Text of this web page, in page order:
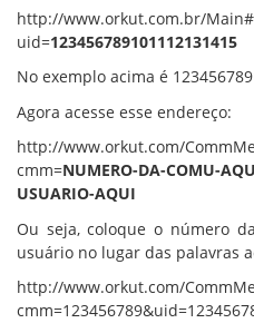
http://www.orkut.com.br/
uid=123456789101112131415
No exemplo acima é
Agora acesse esse endereço:
http://www.orkut.com/
cmm=NUMERO-DA-COMU-
USUARIO-AQUI
Ou seja, coloque o número
usuário no lugar das palavras
http://www.orkut.com/